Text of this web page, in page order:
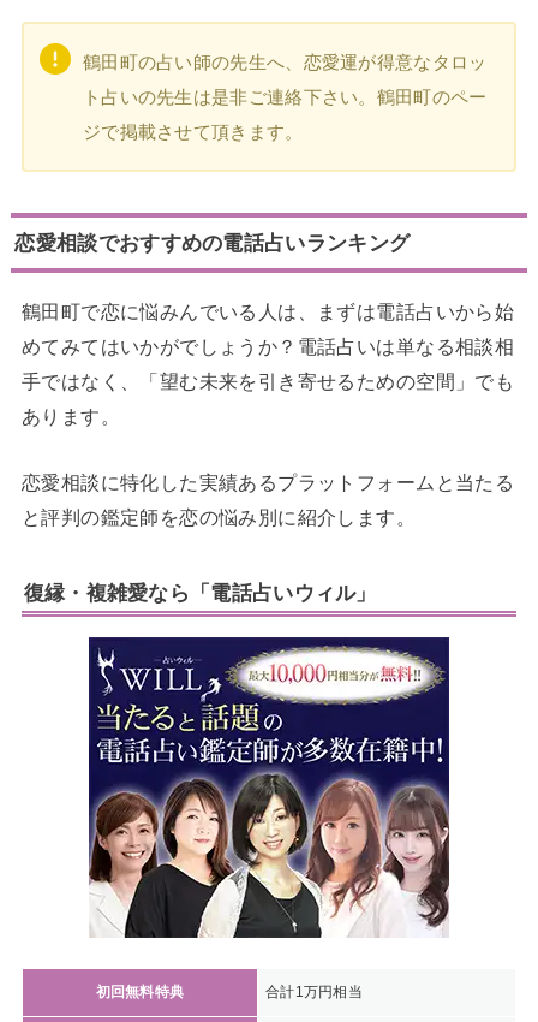
鶴田町の占い師の先生へ、恋愛運が得意なタロッ
ト占いの先生は是非ご連絡下さい。鶴田町のペー
ジで掲載させて頂きます。
恋愛相談でおすすめの電話占いランキング
鶴田町で恋に悩みんでいる人は、まずは電話占いから始
めてみてはいかがでしょうか？電話占いは単なる相談相
手ではなく、「望む未来を引き寄せるための空間」でも
あります。
恋愛相談に特化した実績あるプラットフォームと当たる
と評判の鑑定師を恋の悩み別に紹介します。
復縁・複雑愛なら「電話占いウィル」
初回無料特典 合計1万円相当